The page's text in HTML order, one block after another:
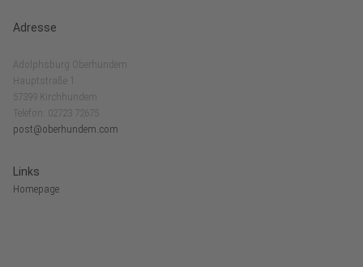
Adresse
Adolphsburg Oberhundem
Hauptstraße 1
57399 Kirchhundem
Telefon: 02723 72675
post@oberhundem.com
Links
Homepage